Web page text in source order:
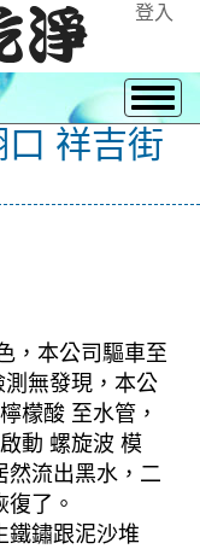
登入
祥吉街
，本公司驅車至
無發現，本公
檬酸 至水管，
動 螺旋波 模
然流出黑水，二
了。
鐵鏽跟泥沙堆